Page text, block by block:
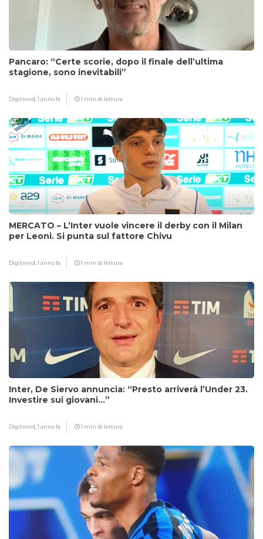
Pancaro: “Certe scorie, dopo il finale dell’ultima
stagione, sono inevitabili”
Digitrend,1 anno fa 1 min di lettura
MERCATO – L’Inter vuole vincere il derby con il Milan
per Leoni. Si punta sul fattore Chivu
Digitrend,1 anno fa 1 min di lettura
Inter, De Siervo annuncia: “Presto arriverà l’Under 23.
Investire sui giovani…”
Digitrend,1 anno fa 1 min di lettura